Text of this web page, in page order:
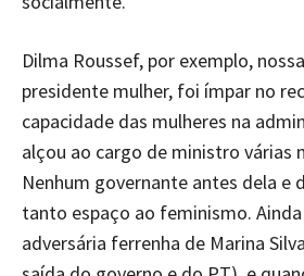
Dilma Roussef, por exemplo,
presidente mulher, foi ímpar no
capacidade das mulheres na
alçou ao cargo de ministro várias
Nenhum governante antes dela e
tanto espaço ao feminismo.
adversária ferrenha de Marina